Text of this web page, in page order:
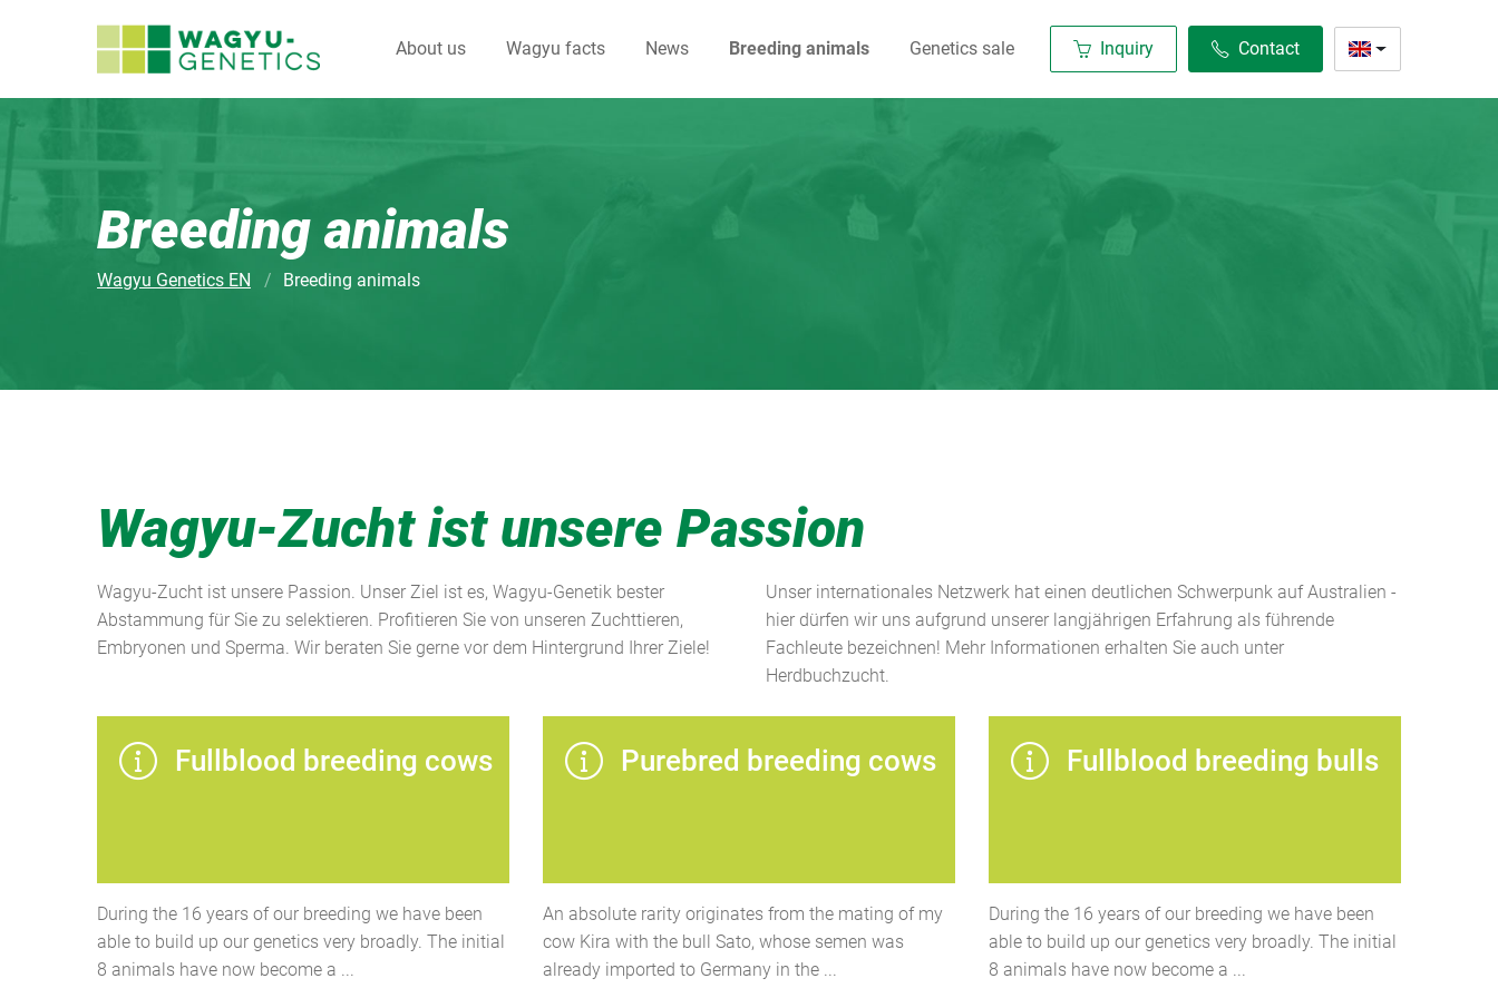
About us Wagyu facts News Breeding animals Genetics sale Inquiry Contact
Breeding animals
Wagyu Genetics EN Breeding animals
Wagyu-Zucht ist unsere Passion
Wagyu-Zucht ist unsere Passion. Unser Ziel ist es, Wagyu-Genetik bester
Abstammung für Sie zu selektieren. Profitieren Sie von unseren Zuchttieren,
Embryonen und Sperma. Wir beraten Sie gerne vor dem Hintergrund Ihrer Ziele!
Unser internationales Netzwerk hat einen deutlichen Schwerpunk auf Australien -
hier dürfen wir uns aufgrund unserer langjährigen Erfahrung als führende
Fachleute bezeichnen! Mehr Informationen erhalten Sie auch unter
Herdbuchzucht.
Fullblood breeding cows
During the 16 years of our breeding we have been
able to build up our genetics very broadly. The initial
8 animals have now become a ...
Purebred breeding cows
An absolute rarity originates from the mating of my
cow Kira with the bull Sato, whose semen was
already imported to Germany in the ...
Fullblood breeding bulls
During the 16 years of our breeding we have been
able to build up our genetics very broadly. The initial
8 animals have now become a ...